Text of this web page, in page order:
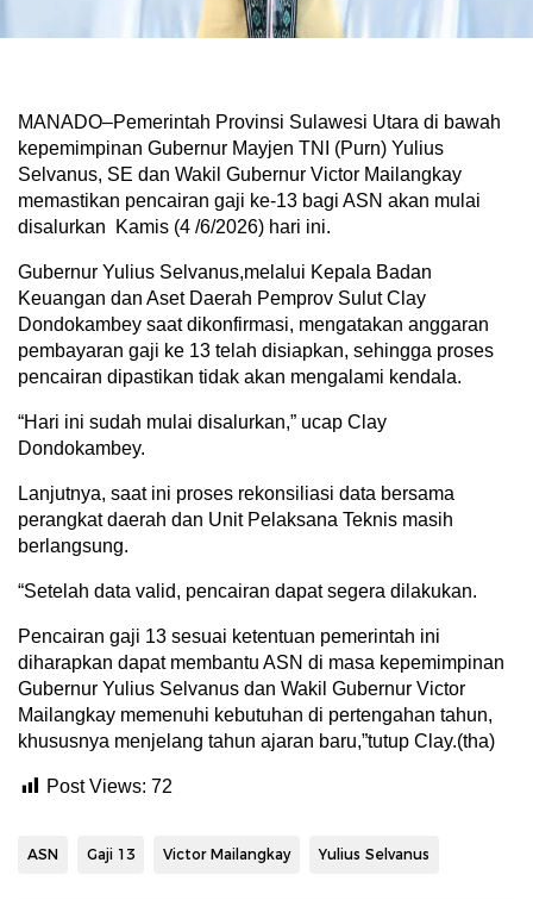
MANADO–Pemerintah Provinsi Sulawesi Utara di bawah
kepemimpinan Gubernur Mayjen TNI (Purn) Yulius
Selvanus, SE dan Wakil Gubernur Victor Mailangkay
memastikan pencairan gaji ke-13 bagi ASN akan mulai
disalurkan Kamis (4 /6/2026) hari ini.
Gubernur Yulius Selvanus,melalui Kepala Badan
Keuangan dan Aset Daerah Pemprov Sulut Clay
Dondokambey saat dikonfirmasi, mengatakan anggaran
pembayaran gaji ke 13 telah disiapkan, sehingga proses
pencairan dipastikan tidak akan mengalami kendala.
“Hari ini sudah mulai disalurkan,” ucap Clay
Dondokambey.
Lanjutnya, saat ini proses rekonsiliasi data bersama
perangkat daerah dan Unit Pelaksana Teknis masih
berlangsung.
“Setelah data valid, pencairan dapat segera dilakukan.
Pencairan gaji 13 sesuai ketentuan pemerintah ini
diharapkan dapat membantu ASN di masa kepemimpinan
Gubernur Yulius Selvanus dan Wakil Gubernur Victor
Mailangkay memenuhi kebutuhan di pertengahan tahun,
khususnya menjelang tahun ajaran baru,”tutup Clay.(tha)
Post Views: 72
ASN Gaji 13 Victor Mailangkay Yulius Selvanus